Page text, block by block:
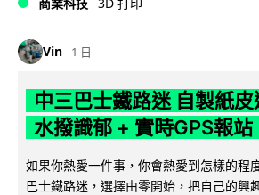
Vin 1 日
中三巴士鐵路迷 自製紙
水撥識郁 + 實時GPS報站
如果你熱愛一件事，你會熱愛到怎樣的程
巴士鐵路迷，選擇由零開始，把自己的興